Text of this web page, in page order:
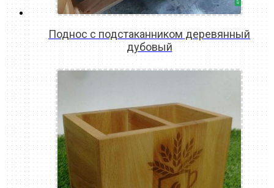
Поднос с подстаканником деревянный
дубовый
READ MORE